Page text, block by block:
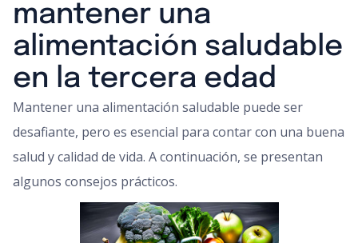
mantener una
alimentación saludable
en la tercera edad
Mantener una alimentación saludable puede ser
desafiante, pero es esencial para contar con una buena
salud y calidad de vida. A continuación, se presentan
algunos consejos prácticos.